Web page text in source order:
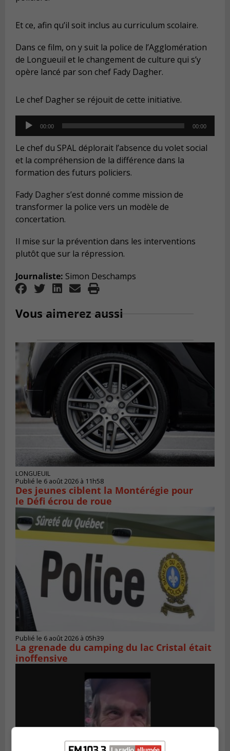
Et ce, afin qu’il soit inclus au curriculum scolaire.
Dans ce film, on y suit la police de l’Agglomération
de Longueuil et le changement de culture qui s’y
opère lancé par son chef Fady Dagher.
Le chef Dagher se réjouit de cette initiative.
Audio
Player
00:00 00:00
Le chef du SPAL déplorait l’absence du volet social
et la compréhension de la différence dans la
formation des futurs policiers.
Fady Dagher s’est donné comme mission de
transformer la police vers un modèle de
concertation.
Il mise sur la prévention dans les interventions
plutôt que sur la répression.
Journaliste: Simon Deschamps
Vous aimerez aussi
LONGUEUIL
Publié le 6 août 2026 à 11h58
Des jeunes ciblent la Montérégie pour
le Défi écrou de roue
Publié le 6 août 2026 à 05h39
La grenade du camping du lac Cristal était
inoffensive